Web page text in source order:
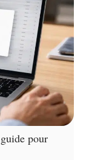
pour